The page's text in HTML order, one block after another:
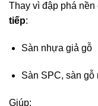
Thay vì đập phá nền
tiếp:
Sàn nhựa giả gỗ
Sàn SPC, sàn gỗ
Giúp: